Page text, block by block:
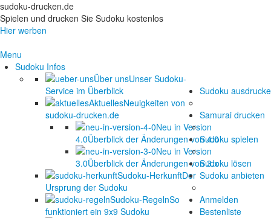
sudoku-drucken.de
Spielen und drucken Sie Sudoku kostenlos
Hier werben
Menu
Sudoku Infos
Über unsUnser Sudoku-
Service im Überblick
AktuellesNeuigkeiten von
sudoku-drucken.de
Neu in Version
4.0Überblick der Änderungen von 4.0
Neu in Version
3.0Überblick der Änderungen von 3.x
Sudoku-HerkunftDer
Ursprung der Sudoku
Sudoku-RegelnSo
funktioniert ein 9x9 Sudoku
Sudoku
Samurai drucken
Sudoku spielen
Sudoku lösen
Sudoku anbieten
Anmelden
Bestenliste